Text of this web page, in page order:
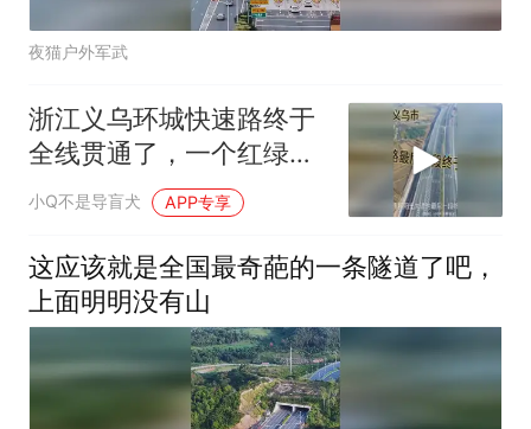
夜猫户外军武
浙江义乌环城快速路终于
全线贯通了，一个红绿灯
都没有全程快速路
小Q不是导盲犬 APP专享
这应该就是全国最奇葩的一条隧道了吧，
上面明明没有山